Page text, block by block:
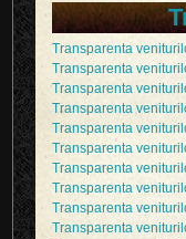
Transparenta
Transparenta
Transparenta
Transparenta
Transparenta
Transparenta
Transparenta
Transparenta
Transparenta
Transparenta